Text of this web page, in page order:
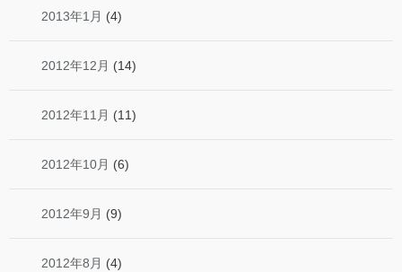
2013年1月 (4)
2012年12月 (14)
2012年11月 (11)
2012年10月 (6)
2012年9月 (9)
2012年8月 (4)